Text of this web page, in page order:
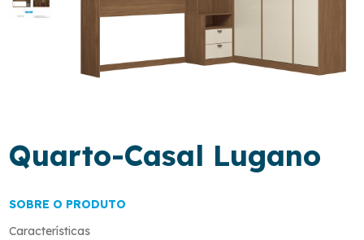
Quarto-Casal Lugano
SOBRE O PRODUTO
Características